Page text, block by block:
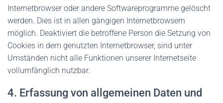
Internetbrowser oder andere Softwareprogramme gelöscht
werden. Dies ist in allen gängigen Internetbrowsern
möglich. Deaktiviert die betroffene Person die Setzung von
Cookies in dem genutzten Internetbrowser, sind unter
Umständen nicht alle Funktionen unserer Internetseite
vollumfänglich nutzbar.
4. Erfassung von allgemeinen Daten und